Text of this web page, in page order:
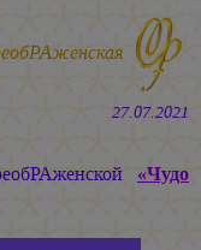
27.07.2021
«Чудо